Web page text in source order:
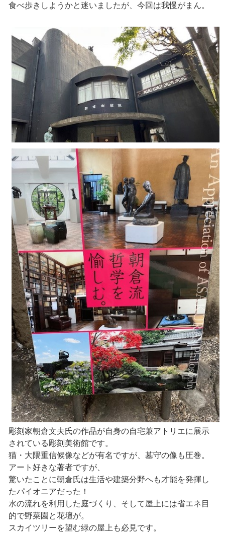
食べ歩きしようかと迷いましたが、今回は我慢がまん。
彫刻家朝倉文夫氏の作品が自身の自宅兼アトリエに展示
されている彫刻美術館です。
猫・大隈重信候像などが有名ですが、墓守の像も圧巻。
アート好きな著者ですが、
驚いたことに朝倉氏は生活や建築分野へも才能を発揮し
たパイオニアだった！
水の流れを利用した庭づくり、そして屋上には省エネ目
的で野菜園と花壇が。
スカイツリーを望む緑の屋上も必見です。